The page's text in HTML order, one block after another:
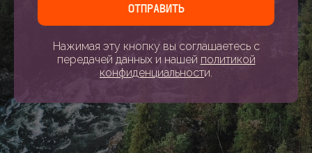
ОТПРАВИТЬ
Нажимая эту кнопку вы соглашаетесь с
передачей данных и нашей политикой
конфиденциальности.